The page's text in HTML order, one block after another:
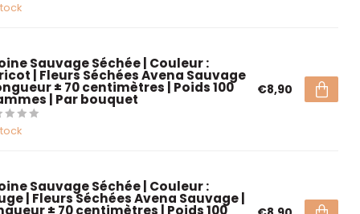
Sauvage Séchée | Couleur :
| Fleurs Séchées Avena Sauvage
± 70 centimètres | Poids 100
| Par bouquet
€8,90
Sauvage Séchée | Couleur :
| Fleurs Séchées Avena Sauvage |
± 70 centimètres | Poids 100